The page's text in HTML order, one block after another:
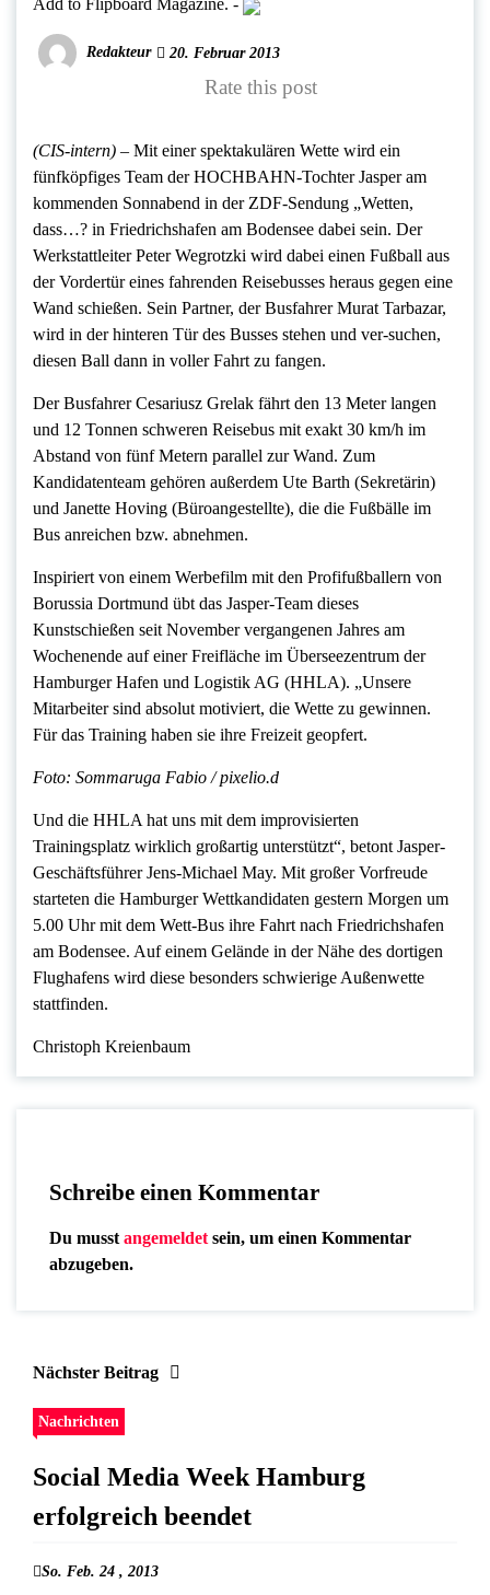
Add to Flipboard Magazine. -
Redakteur 20. Februar 2013
Rate this post
(CIS-intern) – Mit einer spektakulären Wette wird ein
fünfköpfiges Team der HOCHBAHN-Tochter Jasper am
kommenden Sonnabend in der ZDF-Sendung „Wetten,
dass…? in Friedrichshafen am Bodensee dabei sein. Der
Werkstattleiter Peter Wegrotzki wird dabei einen Fußball aus
der Vordertür eines fahrenden Reisebusses heraus gegen eine
Wand schießen. Sein Partner, der Busfahrer Murat Tarbazar,
wird in der hinteren Tür des Busses stehen und ver-suchen,
diesen Ball dann in voller Fahrt zu fangen.
Der Busfahrer Cesariusz Grelak fährt den 13 Meter langen
und 12 Tonnen schweren Reisebus mit exakt 30 km/h im
Abstand von fünf Metern parallel zur Wand. Zum
Kandidatenteam gehören außerdem Ute Barth (Sekretärin)
und Janette Hoving (Büroangestellte), die die Fußbälle im
Bus anreichen bzw. abnehmen.
Inspiriert von einem Werbefilm mit den Profifußballern von
Borussia Dortmund übt das Jasper-Team dieses
Kunstschießen seit November vergangenen Jahres am
Wochenende auf einer Freifläche im Überseezentrum der
Hamburger Hafen und Logistik AG (HHLA). „Unsere
Mitarbeiter sind absolut motiviert, die Wette zu gewinnen.
Für das Training haben sie ihre Freizeit geopfert.
Foto: Sommaruga Fabio / pixelio.d
Und die HHLA hat uns mit dem improvisierten
Trainingsplatz wirklich großartig unterstützt“, betont Jasper-
Geschäftsführer Jens-Michael May. Mit großer Vorfreude
starteten die Hamburger Wettkandidaten gestern Morgen um
5.00 Uhr mit dem Wett-Bus ihre Fahrt nach Friedrichshafen
am Bodensee. Auf einem Gelände in der Nähe des dortigen
Flughafens wird diese besonders schwierige Außenwette
stattfinden.
Christoph Kreienbaum
Schreibe einen Kommentar
Du musst angemeldet sein, um einen Kommentar
abzugeben.
Nächster Beitrag
Nachrichten
Social Media Week Hamburg
erfolgreich beendet
So. Feb. 24 , 2013